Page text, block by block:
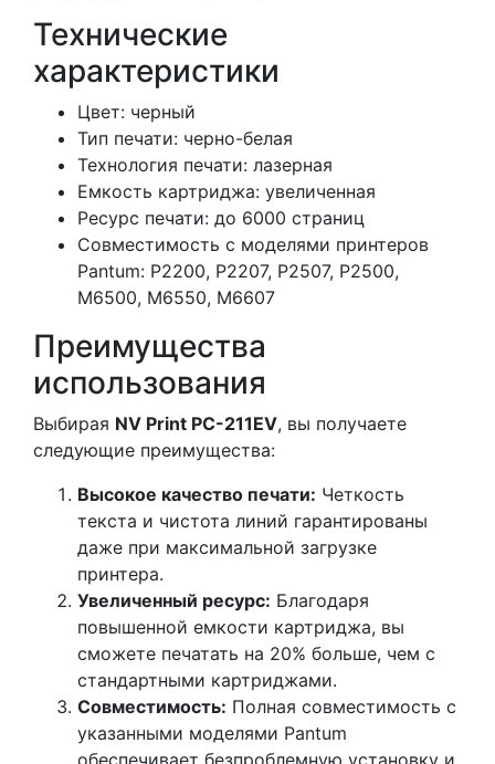
Технические
характеристики
Цвет: черный
Тип печати: черно-белая
Технология печати: лазерная
Емкость картриджа: увеличенная
Ресурс печати: до 6000 страниц
Совместимость с моделями принтеров
Pantum: P2200, P2207, P2507, P2500,
M6500, M6550, M6607
Преимущества
использования
Выбирая NV Print PC-211EV, вы получаете
следующие преимущества:
Высокое качество печати: Четкость
текста и чистота линий гарантированы
даже при максимальной загрузке
принтера.
Увеличенный ресурс: Благодаря
повышенной емкости картриджа, вы
сможете печатать на 20% больше, чем с
стандартными картриджами.
Совместимость: Полная совместимость с
указанными моделями Pantum
обеспечивает безпроблемную установку и